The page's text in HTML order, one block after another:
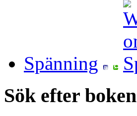
Spänning
Sök efter boken